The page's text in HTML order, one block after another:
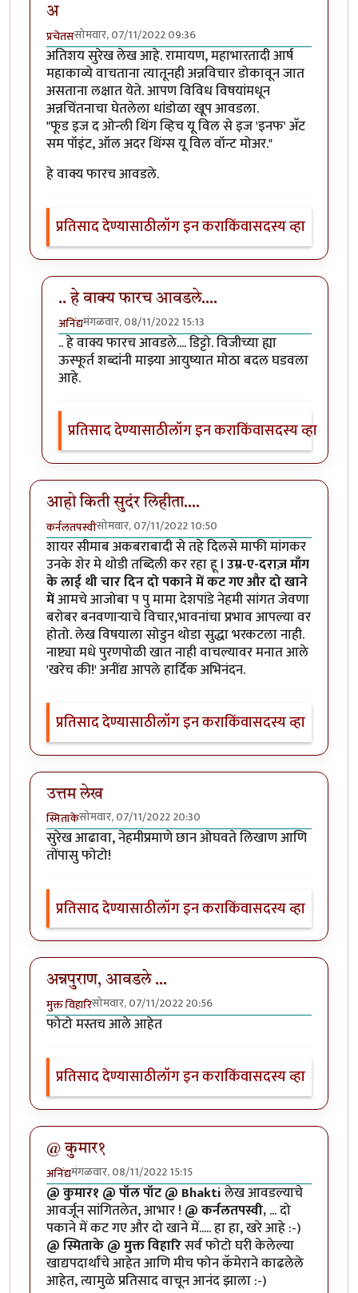
अ
प्रचेतससोमवार, 07/11/2022 09:36
अतिशय सुरेख लेख आहे. रामायण, महाभारतादी आर्ष
महाकाव्ये वाचताना त्यातूनही अन्नविचार डोकावून जात
असताना लक्षात येते. आपण विविध विषयांमधून
अन्नचिंतनाचा घेतलेला धांडोळा खूप आवडला.
"फूड इज द ओन्ली थिंग व्हिच यू विल से इज 'इनफ' अ‍ॅट
सम पॉइंट, ऑल अदर थिंग्स यू विल वॉन्ट मोअर."
हे वाक्य फारच आवडले.
प्रतिसाद देण्यासाठीलॉग इन कराकिंवासदस्य व्हा
.. हे वाक्य फारच आवडले....
अनिंद्यमंगळवार, 08/11/2022 15:13
In reply toफूड इज द ओन्ली थिंग व्हिच यू विल से इज
.. हे वाक्य फारच आवडले.... डिट्टो. विजीच्या ह्या
ऊस्फूर्त शब्दांनी माझ्या आयुष्यात मोठा बदल घडवला
आहे.
प्रतिसाद देण्यासाठीलॉग इन कराकिंवासदस्य व्हा
आहो किती सुदंर लिहीता....
कर्नलतपस्वीसोमवार, 07/11/2022 10:50
शायर सीमाब अकबराबादी से तहे दिलसे माफी मांगकर
उनके शेर मे थोडी तब्दिली कर रहा हू lउम्र-ए-दराज़ माँग
के लाई थी चार दिन दो पकाने में कट गए और दो खाने
मेंआमचे आजोबा प पु मामा देशपांडे नेहमी सांगत जेवणा
बरोबर बनवणाऱ्याचे विचार,भावनांचा प्रभाव आपल्या वर
होतो. लेख विषयाला सोडुन थोडा सुद्धा भरकटला नाही.
नाष्ट्या मधे पुरणपोळी खात नाही वाचल्यावर मनात आले
'खरेच की!' अनींद्य आपले हार्दिक अभिनंदन.
प्रतिसाद देण्यासाठीलॉग इन कराकिंवासदस्य व्हा
उत्तम लेख
स्मिताकेसोमवार, 07/11/2022 20:30
सुरेख आढावा, नेहमीप्रमाणे छान ओघवते लिखाण आणि
तोंपासु फोटो!
प्रतिसाद देण्यासाठीलॉग इन कराकिंवासदस्य व्हा
अन्नपुराण, आवडले ...
मुक्त विहारिसोमवार, 07/11/2022 20:56
फोटो मस्तच आले आहेत
प्रतिसाद देण्यासाठीलॉग इन कराकिंवासदस्य व्हा
@ कुमार१
अनिंद्यमंगळवार, 08/11/2022 15:15
@ कुमार१ @ पॉल पॉट @ Bhaktiलेख आवडल्याचे
आवर्जून सांगितलेत, आभार ! @ कर्नलतपस्वी,... दो
पकाने में कट गए और दो खाने में..... हा हा, खरे आहे :-)
@ स्मिताके @ मुक्त विहारिसर्व फोटो घरी केलेल्या
खाद्यपदार्थांचे आहेत आणि मीच फोन कॅमेराने काढलेले
आहेत, त्यामुळे प्रतिसाद वाचून आनंद झाला :-)